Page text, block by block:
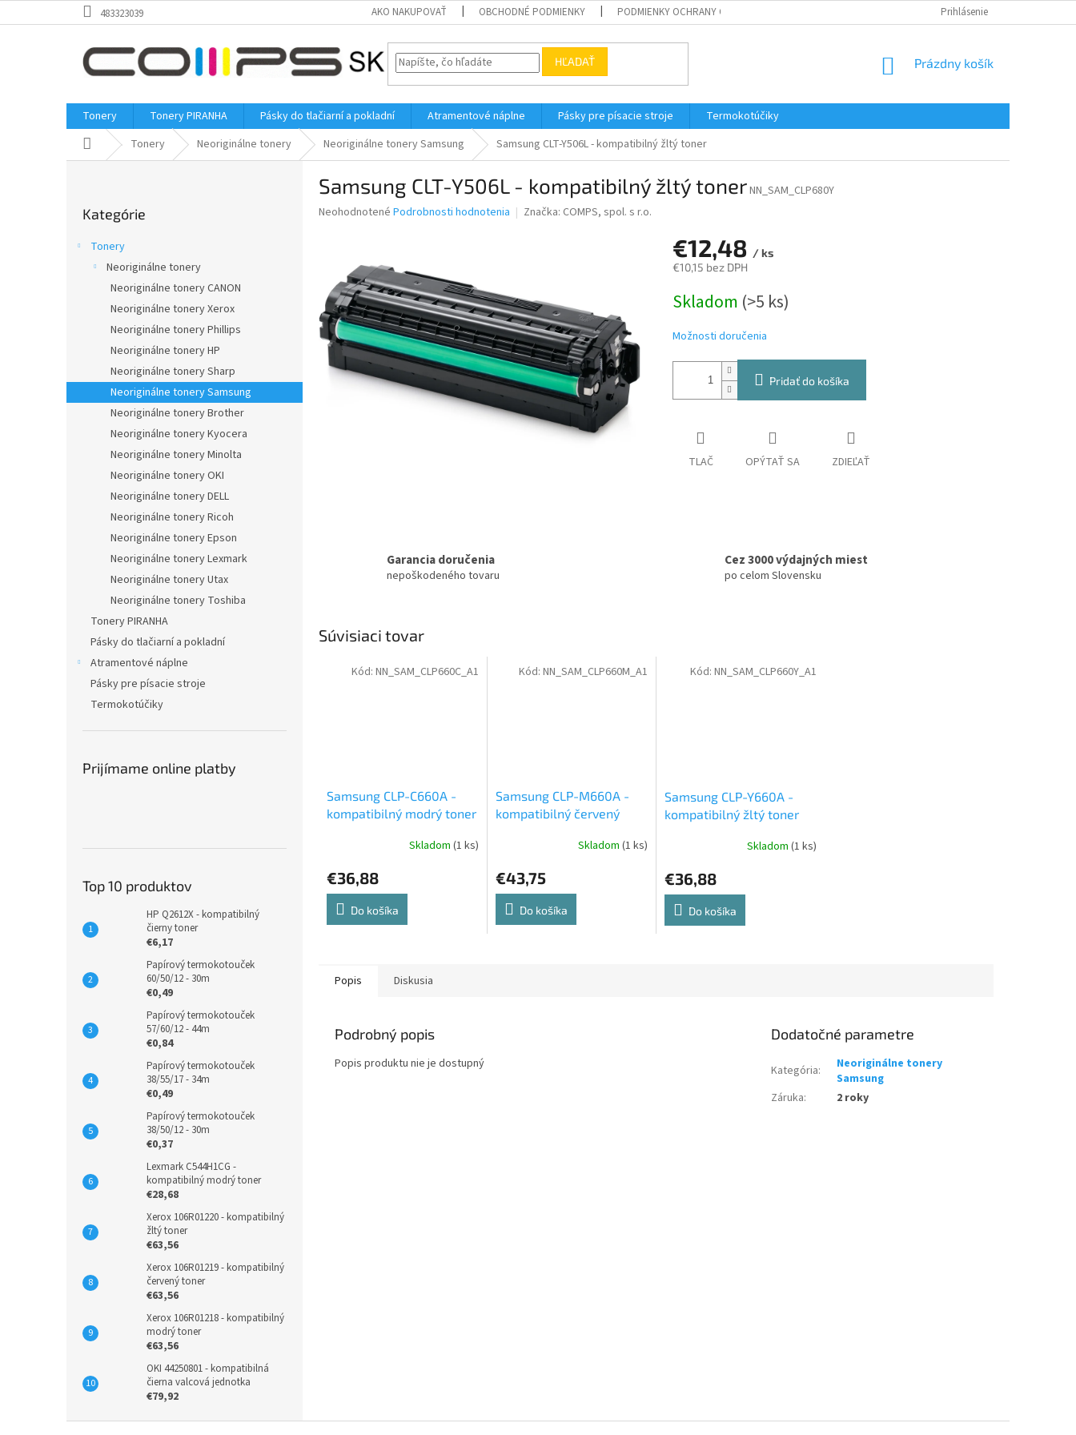
na
483323039 AKO NAKUPOVAŤ OBCHODNÉ PODMIENKY PODMIENKY OCHRANY OSOBNÝCH ÚDAJOV KONTAKTY
Prihlásenie
HĽADAŤ
NÁKUPNÝ
Prázdny košík
Tonery Tonery PIRANHA Pásky do tlačiarní a pokladní Atramentové náplne Pásky pre písacie stroje
Termokotúčiky
Domov Tonery Neoriginálne tonery Neoriginálne tonery Samsung Samsung CLT-Y506L - kompatibilný žltý toner
kategórie
Kategórie
Tonery
Neoriginálne tonery
Neoriginálne tonery CANON
Neoriginálne tonery Xerox
Neoriginálne tonery Phillips
Neoriginálne tonery HP
Neoriginálne tonery Sharp
Neoriginálne tonery Samsung
Neoriginálne tonery Brother
Neoriginálne tonery Kyocera
Neoriginálne tonery Minolta
Neoriginálne tonery OKI
Neoriginálne tonery DELL
Neoriginálne tonery Ricoh
Neoriginálne tonery Epson
Neoriginálne tonery Lexmark
Neoriginálne tonery Utax
Neoriginálne tonery Toshiba
Tonery PIRANHA
Pásky do tlačiarní a pokladní
Atramentové náplne
Pásky pre písacie stroje
Termokotúčiky
Prijímame online platby
Top 10 produktov
HP Q2612X - kompatibilný
čierny toner
€6,17
Papírový termokotouček
60/50/12 - 30m
€0,49
Papírový termokotouček
57/60/12 - 44m
€0,84
Papírový termokotouček
38/55/17 - 34m
€0,49
Papírový termokotouček
38/50/12 - 30m
€0,37
Lexmark C544H1CG -
kompatibilný modrý toner
€28,68
Xerox 106R01220 - kompatibilný
žltý toner
€63,56
Xerox 106R01219 - kompatibilný
červený toner
€63,56
Xerox 106R01218 - kompatibilný
modrý toner
€63,56
OKI 44250801 - kompatibilná
čierna valcová jednotka
€79,92
Samsung CLT-Y506L - kompatibilný žltý tonerNN_SAM_CLP680Y
Priemerné
hviezdičiek.
Neohodnotené Podrobnosti hodnotenia Značka: COMPS, spol. s r.o.
€12,48 / ks
€10,15 bez DPH
cena:
Skladom (>5 ks)
Možnosti doručenia
Pridať do košíka
TLAČ OPÝTAŤ SA ZDIEĽAŤ
Garancia doručenia
nepoškodeného tovaru
Cez 3000 výdajných miest
po celom Slovensku
Súvisiaci tovar
Samsung CLP-C660A -
kompatibilný modrý toner
Skladom (1 ks)
€36,88
Do košíka
Kód: NN_SAM_CLP660C_A1
Samsung CLP-M660A -
kompatibilný červený
Skladom (1 ks)
€43,75
Do košíka
Kód: NN_SAM_CLP660M_A1
Samsung CLP-Y660A -
kompatibilný žltý toner
Skladom(1 ks)
€36,88
Do košíka
Kód:NN_SAM_CLP660Y_A1
Popis Diskusia
Podrobný popis
Popis produktu nie je dostupný
Dodatočné parametre
Kategória:
Neoriginálne tonery
Samsung
Záruka: 2 roky